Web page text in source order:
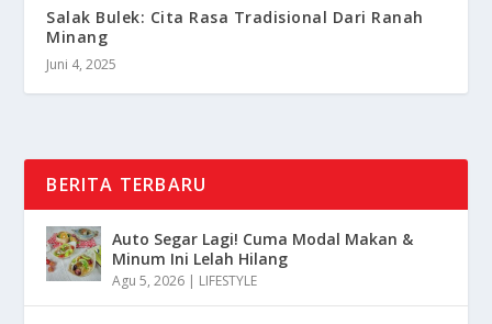
Salak Bulek: Cita Rasa Tradisional Dari Ranah
Minang
Juni 4, 2025
BERITA TERBARU
Auto Segar Lagi! Cuma Modal Makan &
Minum Ini Lelah Hilang
Agu 5, 2026 | LIFESTYLE